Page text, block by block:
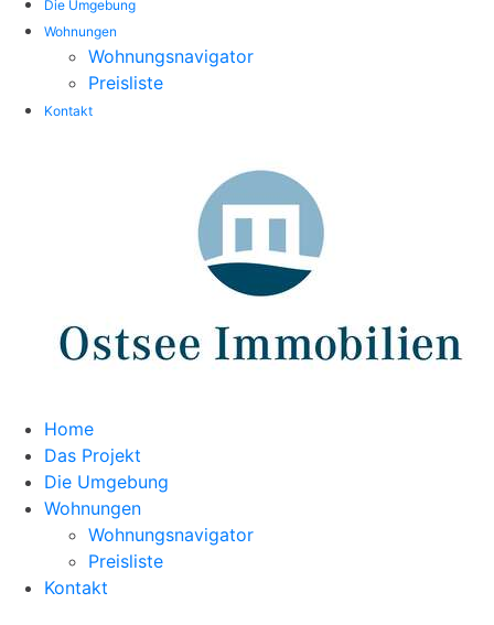
Die Umgebung
Wohnungen
Wohnungsnavigator
Preisliste
Kontakt
Home
Das Projekt
Die Umgebung
Wohnungen
Wohnungsnavigator
Preisliste
Kontakt